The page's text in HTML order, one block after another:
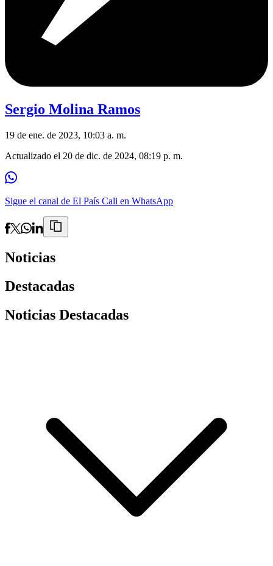
Sergio Molina Ramos
19 de ene. de 2023, 10:03 a. m.
Actualizado el 20 de dic. de 2024, 08:19 p. m.
Sigue el canal de El País Cali en WhatsApp
Noticias
Destacadas
Noticias Destacadas